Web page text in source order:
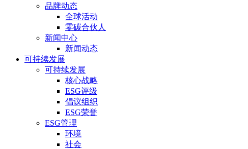
品牌动态
全球活动
零碳合伙人
新闻中心
新闻动态
可持续发展
可持续发展
核心战略
ESG评级
倡议组织
ESG荣誉
ESG管理
环境
社会